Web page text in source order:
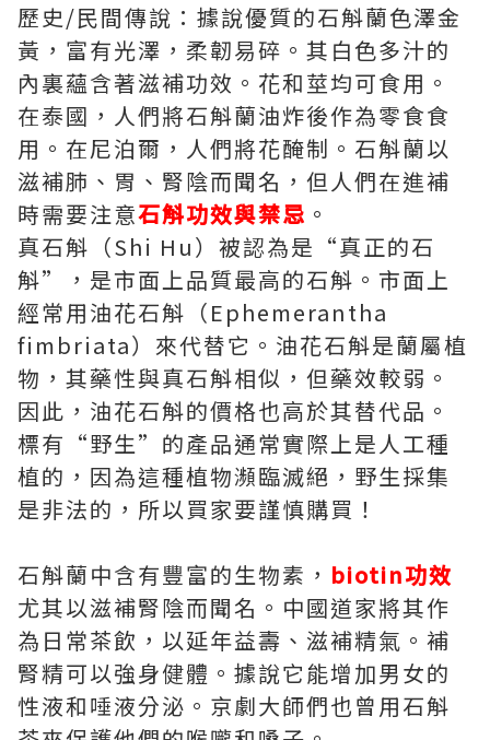
歷史/民間傳說：據說優質的石斛蘭色澤金
黃，富有光澤，柔韌易碎。其白色多汁的
內裏蘊含著滋補功效。花和莖均可食用。
在泰國，人們將石斛蘭油炸後作為零食食
用。在尼泊爾，人們將花醃制。石斛蘭以
滋補肺、胃、腎陰而聞名，但人們在進補
時需要注意石斛功效與禁忌 。
真石斛（Shi Hu）被認為是“真正的石
斛”，是市面上品質最高的石斛。市面上
經常用油花石斛（Ephemerantha
fimbriata）來代替它。油花石斛是蘭屬植
物，其藥性與真石斛相似，但藥效較弱。
因此，油花石斛的價格也高於其替代品。
標有“野生”的產品通常實際上是人工種
植的，因為這種植物瀕臨滅絕，野生採集
是非法的，所以買家要謹慎購買！
石斛蘭中含有豐富的生物素， biotin功效
尤其以滋補腎陰而聞名。中國道家將其作
為日常茶飲，以延年益壽、滋補精氣。補
腎精可以強身健體。據說它能增加男女的
性液和唾液分泌。京劇大師們也曾用石斛